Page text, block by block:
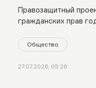
Правозащитный
гражданских прав
Общество
27.07.2026, 05:26